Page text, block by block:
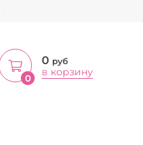
0
0 руб
в корзину